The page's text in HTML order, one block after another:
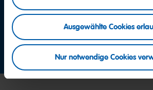
Ausgewählte Cookies
Nur notwendige Cookies
+49 2641 300 0
Jetzt Kontakt